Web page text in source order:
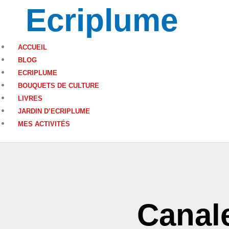
contenuEcriplume
ACCUEIL
BLOG
ECRIPLUME
BOUQUETS DE CULTURE
LIVRES
JARDIN D’ECRIPLUME
MES ACTIVITÉS